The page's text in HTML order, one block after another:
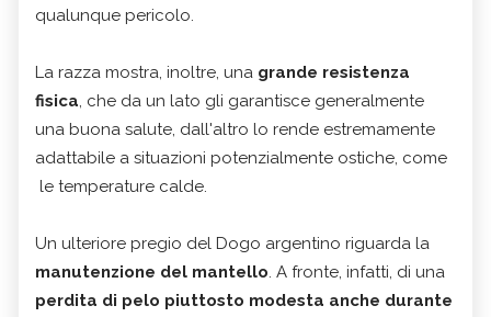
qualunque pericolo.
La razza mostra, inoltre, una grande resistenza
fisica , che da un lato gli garantisce generalmente
una buona salute, dall'altro lo rende estremamente
adattabile a situazioni potenzialmente ostiche, come
le temperature calde.
Un ulteriore pregio del Dogo argentino riguarda la
manutenzione del mantello . A fronte, infatti, di una
perdita di pelo piuttosto modesta anche durante